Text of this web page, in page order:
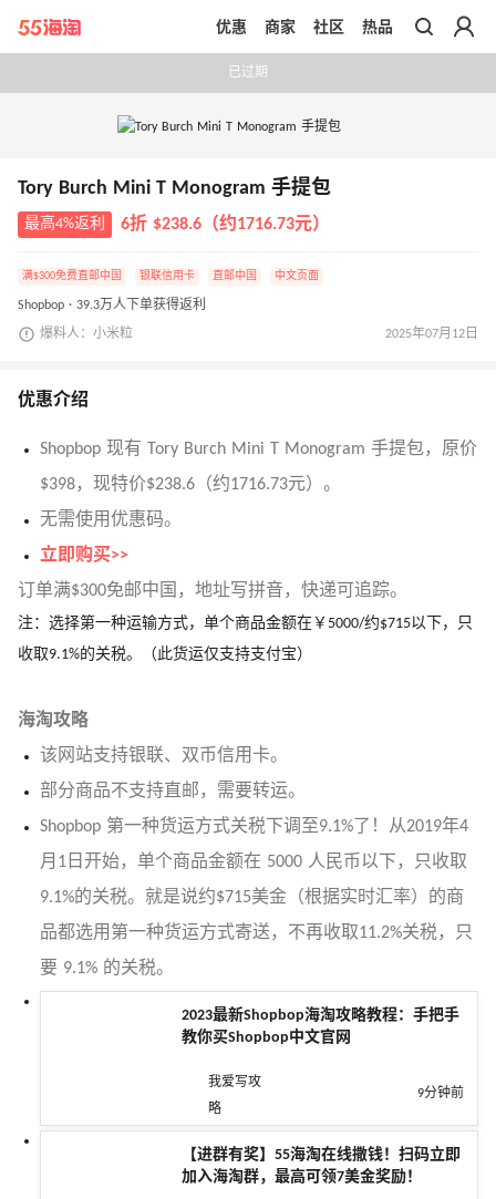
带你去官网买正品
优惠 商家 社区 热品
已过期
Tory Burch Mini T Monogram 手提包
最高4%返利 6折 $238.6（约1716.73元）
满$300免费直邮中国 银联信用卡 直邮中国 中文页面
Shopbop · 39.3万人下单获得返利
爆料人：小米粒 2025年07月12日
优惠介绍
Shopbop 现有 Tory Burch Mini T Monogram 手提包，原价
$398，现特价$238.6（约1716.73元）。
无需使用优惠码。
立即购买>>
订单满$300免邮中国，地址写拼音，快递可追踪。
注：选择第一种运输方式，单个商品金额在￥5000/约$715以下，只
收取9.1%的关税。（此货运仅支持支付宝）
海淘攻略
该网站支持银联、双币信用卡。
部分商品不支持直邮，需要转运。
Shopbop 第一种货运方式关税下调至9.1%了！从2019年4
月1日开始，单个商品金额在 5000 人民币以下，只收取
9.1%的关税。就是说约$715美金（根据实时汇率）的商
品都选用第一种货运方式寄送，不再收取11.2%关税，只
要 9.1% 的关税。
2023最新Shopbop海淘攻略教程：手把手
教你买Shopbop中文官网
我爱写攻
略
9分钟前
【进群有奖】55海淘在线撒钱！扫码立即
加入海淘群，最高可领7美金奖励！